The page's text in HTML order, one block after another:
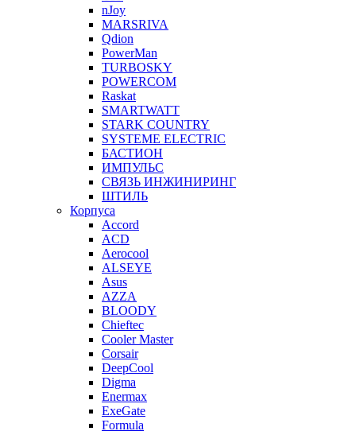
nJoy
MARSRIVA
Qdion
PowerMan
TURBOSKY
POWERCOM
Raskat
SMARTWATT
STARK COUNTRY
SYSTEME ELECTRIC
БАСТИОН
ИМПУЛЬС
СВЯЗЬ ИНЖИНИРИНГ
ШТИЛЬ
Корпуса
Accord
ACD
Aerocool
ALSEYE
Asus
AZZA
BLOODY
Chieftec
Cooler Master
Corsair
DeepCool
Digma
Enermax
ExeGate
Formula